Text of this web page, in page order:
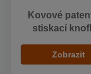
Kovové
stiskací
Zobrazit